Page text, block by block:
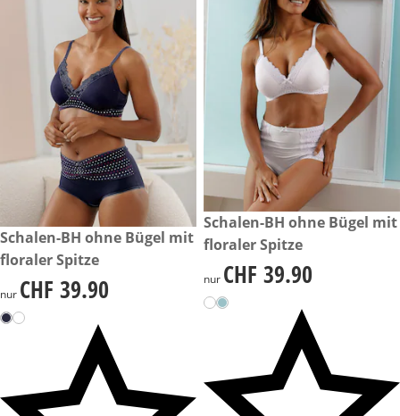
CHF 39.90
Schalen-BH ohne Bügel mit
floraler Spitze
CHF 39.90
nur CHF 39.90
CHF 39.90
Schalen-BH ohne Bügel mit
floraler Spitze
CHF 39.90
nur CHF 39.90